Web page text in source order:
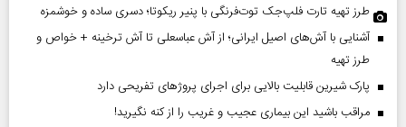
طرز تهیه تارت فلپ‌جک توت‌فرنگی با پنیر ریکوتا؛ دسری ساده و خوشمزه
آشنایی با آش‌های اصیل ایرانی؛ از آش عباسعلی تا آش ترخینه + خواص و
طرز تهیه
پارک شیرین قابلیت‌ بالایی برای اجرای پروژهای تفریحی دارد
مراقب باشید این بیماری عجیب و غریب را از کنه نگیرید!